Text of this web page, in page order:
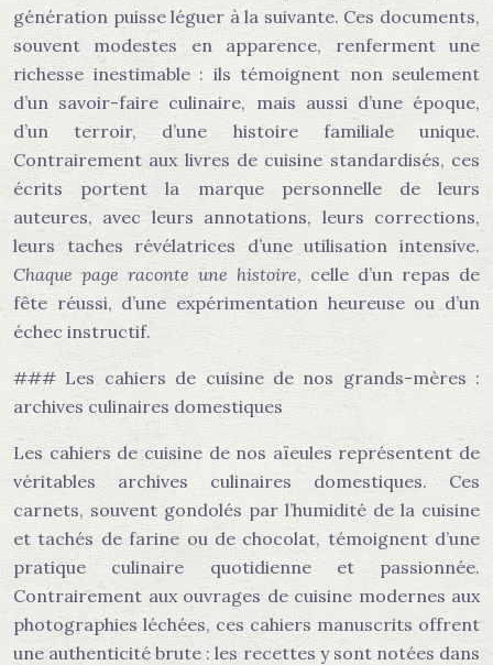
génération puisse léguer à la suivante. Ces documents,
souvent modestes en apparence, renferment une
richesse inestimable : ils témoignent non seulement
d’un savoir-faire culinaire, mais aussi d’une époque,
d’un terroir, d’une histoire familiale unique.
Contrairement aux livres de cuisine standardisés, ces
écrits portent la marque personnelle de leurs
auteures, avec leurs annotations, leurs corrections,
leurs taches révélatrices d’une utilisation intensive.
Chaque page raconte une histoire, celle d’un repas de
fête réussi, d’une expérimentation heureuse ou d’un
échec instructif.
### Les cahiers de cuisine de nos grands-mères :
archives culinaires domestiques
Les cahiers de cuisine de nos aïeules représentent de
véritables archives culinaires domestiques. Ces
carnets, souvent gondolés par l’humidité de la cuisine
et tachés de farine ou de chocolat, témoignent d’une
pratique culinaire quotidienne et passionnée.
Contrairement aux ouvrages de cuisine modernes aux
photographies léchées, ces cahiers manuscrits offrent
une authenticité brute : les recettes y sont notées dans